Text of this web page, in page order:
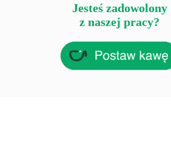
Jesteś zadowolony
z naszej pracy?